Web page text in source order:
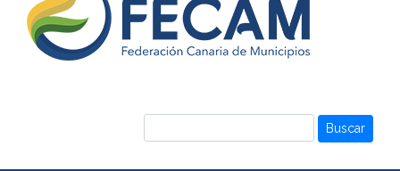
Buscar